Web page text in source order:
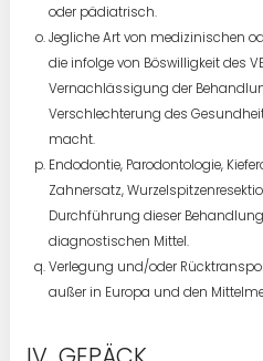
oder pädiatrisch.
Jegliche Art von medizinischen
die infolge von Böswilligkeit des
Vernachlässigung der
Verschlechterung des
macht.
Endodontie, Parodontologie,
Zahnersatz,
Durchführung dieser
diagnostischen Mittel.
Verlegung und/oder
außer in Europa und den